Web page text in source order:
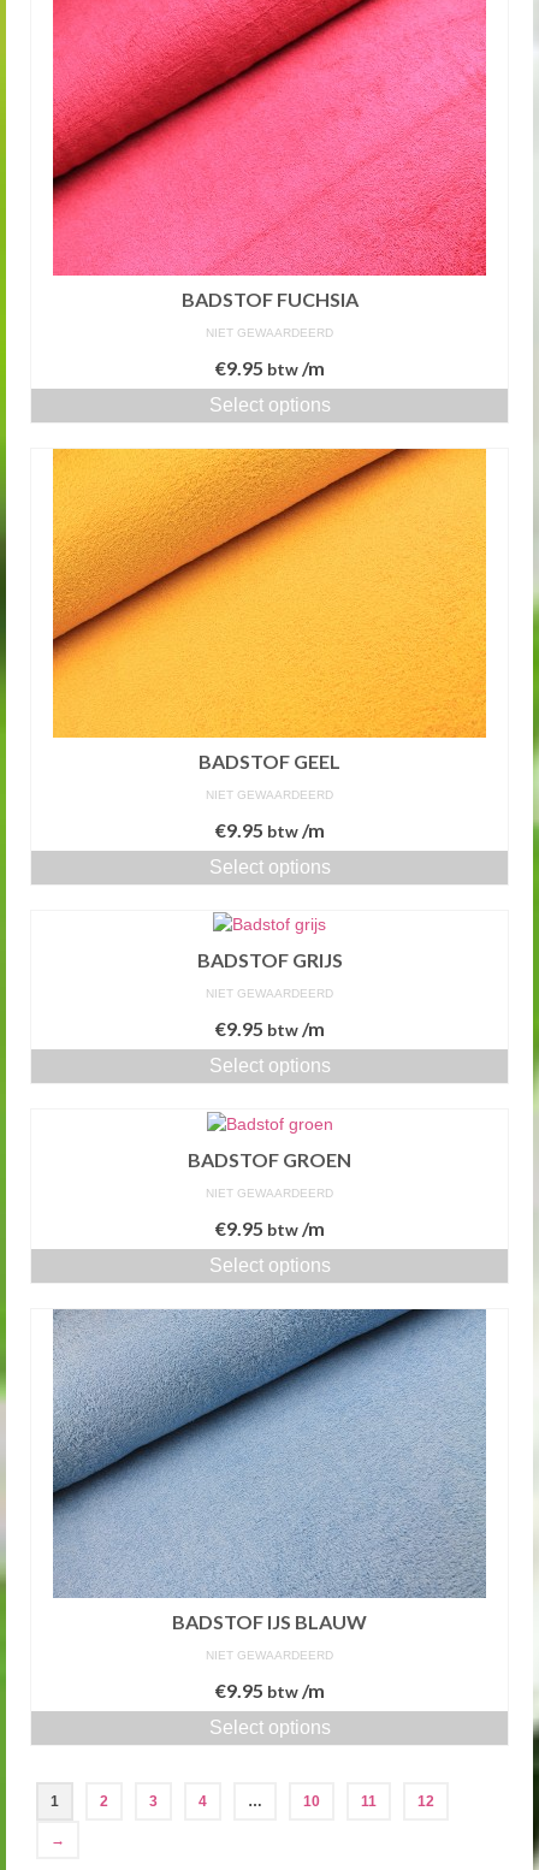
BADSTOF FUCHSIA
NIET GEWAARDEERD
€9.95 btw/m
Select options
BADSTOF GEEL
NIET GEWAARDEERD
€9.95 btw/m
Select options
BADSTOF GRIJS
NIET GEWAARDEERD
€9.95 btw/m
Select options
BADSTOF GROEN
NIET GEWAARDEERD
€9.95 btw/m
Select options
BADSTOF IJS BLAUW
NIET GEWAARDEERD
€9.95 btw/m
Select options
1 2 3 4 … 10 11 12
→